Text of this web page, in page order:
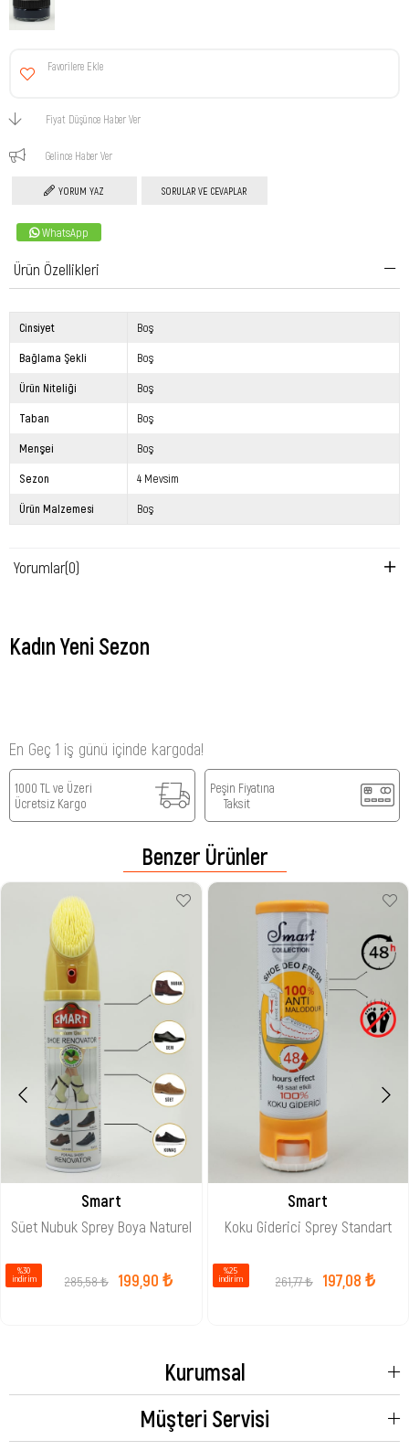
Favorilere Ekle
Fiyat Düşünce Haber Ver
Gelince Haber Ver
YORUM YAZ SORULAR VE CEVAPLAR
WhatsApp
Ürün Özellikleri
Cinsiyet Boş
Bağlama Şekli Boş
Ürün Niteliği Boş
Taban Boş
Menşei Boş
Sezon 4 Mevsim
Ürün Malzemesi Boş
Yorumlar(0)
Kadın Yeni Sezon
En Geç 1 iş günü içinde kargoda!
1000 TL ve Üzeri
Ücretsiz Kargo
Peşin Fiyatına
Taksit
Benzer Ürünler
Smart
Süet Nubuk Sprey Boya Naturel
199,90 ₺
285,58 ₺
%30
i̇ndirim
Smart
Koku Giderici Sprey Standart
197,08 ₺
261,77 ₺
%25
i̇ndirim
Kurumsal
Müşteri Servisi